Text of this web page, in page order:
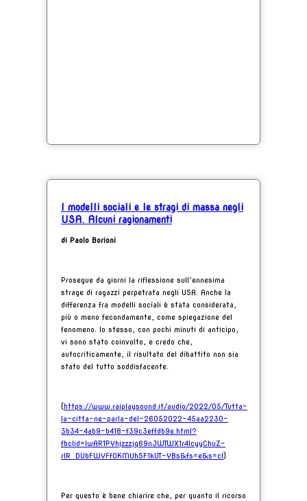
I modelli sociali e le stragi di massa negli
USA. Alcuni ragionamenti
di Paolo Borioni
Prosegue da giorni la riflessione sull’ennesima
strage di ragazzi perpetrata negli USA. Anche la
differenza fra modelli sociali è stata considerata,
più o meno fecondamente, come spiegazione del
fenomeno. Io stesso, con pochi minuti di anticipo,
vi sono stato coinvolto, e credo che,
autocriticamente, il risultato del dibattito non sia
stato del tutto soddisfacente.
(https://www.raiplaysound.it/audio/2022/05/Tutta-
la-citta-ne-parla-del-26052022-45aa2230-
3b34-4ab9-b418-f39c3effdb9e.html?
fbclid=IwAR1PYhjzzzjq69nJWTWX1r4lcyyChuZ-
rlR_DUbFWYFfOKMUhSF1kUT-YBs&fs=e&s=cl)
Per questo è bene chiarire che, per quanto il ricorso